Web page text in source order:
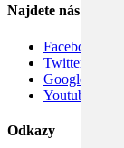
Najdete nás
Facebook
Twitter
Google
Youtube
Odkazy